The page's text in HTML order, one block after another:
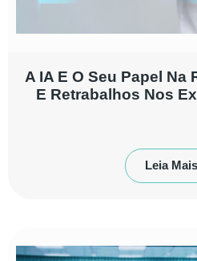
A IA E O Seu Papel Na
E Retrabalhos Nos
Leia Mais